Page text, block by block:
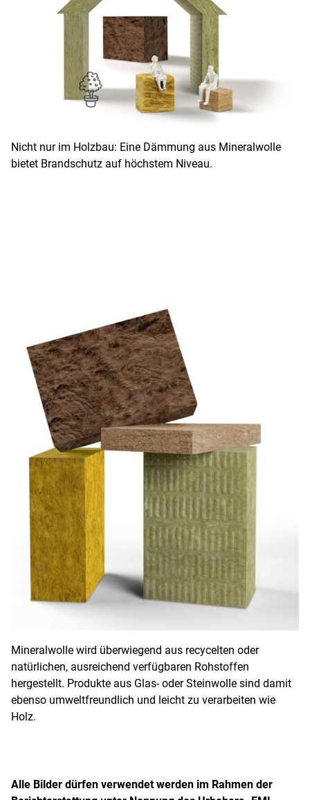
Nicht nur im Holzbau: Eine Dämmung aus Mineralwolle
bietet Brandschutz auf höchstem Niveau.
Mineralwolle wird überwiegend aus recycelten oder
natürlichen, ausreichend verfügbaren Rohstoffen
hergestellt. Produkte aus Glas- oder Steinwolle sind damit
ebenso umweltfreundlich und leicht zu verarbeiten wie
Holz.
Alle Bilder dürfen verwendet werden im Rahmen der